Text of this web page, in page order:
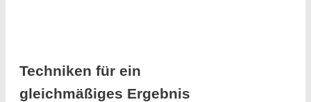
Techniken für ein
gleichmäßiges Ergebnis